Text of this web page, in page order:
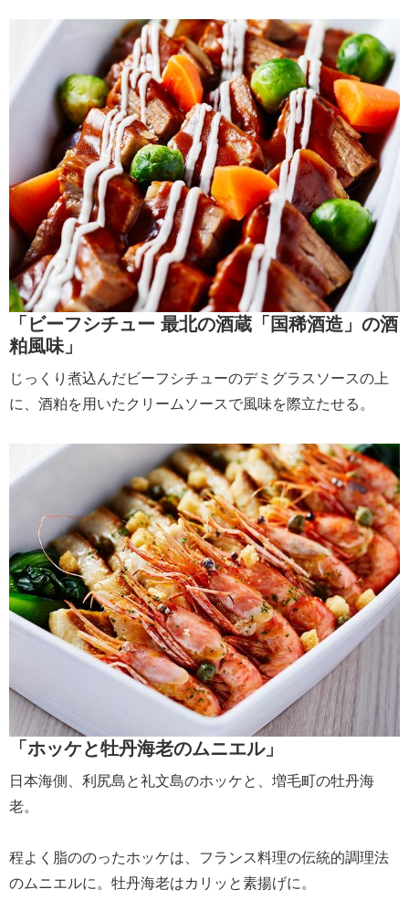
「ビーフシチュー 最北の酒蔵「国稀酒造」の酒
粕風味」
じっくり煮込んだビーフシチューのデミグラスソースの上
に、酒粕を用いたクリームソースで風味を際立たせる。
「ホッケと牡丹海老のムニエル」
日本海側、利尻島と礼文島のホッケと、増毛町の牡丹海
老。
程よく脂ののったホッケは、フランス料理の伝統的調理法
のムニエルに。牡丹海老はカリッと素揚げに。